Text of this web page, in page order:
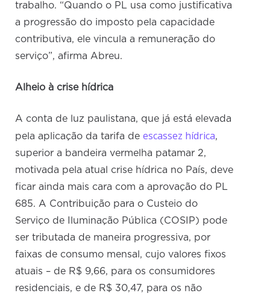
trabalho. “Quando o PL usa como justificativa
a progressão do imposto pela capacidade
contributiva, ele vincula a remuneração do
serviço”, afirma Abreu.
Alheio à crise hídrica
A conta de luz paulistana, que já está elevada
pela aplicação da tarifa deescassez hídrica,
superior a bandeira vermelha patamar 2,
motivada pela atual crise hídrica no País, deve
ficar ainda mais cara com a aprovação do PL
685. A Contribuição para o Custeio do
Serviço de Iluminação Pública (COSIP) pode
ser tributada de maneira progressiva, por
faixas de consumo mensal, cujo valores fixos
atuais – de R$ 9,66, para os consumidores
residenciais, e de R$ 30,47, para os não